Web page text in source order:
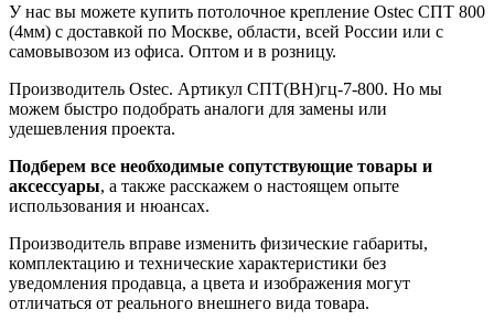
У нас вы можете купить потолочное крепление Ostec СПТ 800
(4мм) с доставкой по Москве, области, всей России или с
самовывозом из офиса. Оптом и в розницу.
Производитель Ostec. Артикул СПТ(ВН)гц-7-800. Но мы
можем быстро подобрать аналоги для замены или
удешевления проекта.
Подберем все необходимые сопутствующие товары и
аксессуары, а также расскажем о настоящем опыте
использования и нюансах.
Производитель вправе изменить физические габариты,
комплектацию и технические характеристики без
уведомления продавца, а цвета и изображения могут
отличаться от реального внешнего вида товара.